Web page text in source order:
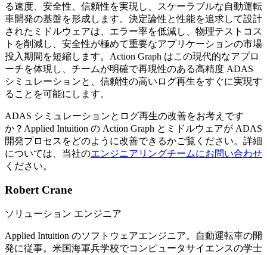
る速度、安全性、信頼性を実現し、スケーラブルな自動運転
車開発の基盤を形成します。決定論性と性能を追求して設計
されたミドルウェアは、エラー率を低減し、物理テストコス
トを削減し、安全性が極めて重要なアプリケーションの市場
投入期間を短縮します。Action Graph はこの現代的なアプロ
ーチを体現し、チームが明確で再現性のある高精度 ADAS
シミュレーションと、信頼性の高いログ再生をすぐに実現す
ることを可能にします。
ADAS シミュレーションとログ再生の改善をお考えです
か？Applied Intuition の Action Graph とミドルウェアが ADAS
開発プロセスをどのように改善できるかご覧ください。詳細
については、当社のエンジニアリングチームにお問い合わせ
ください。
Robert Crane
ソリューション エンジニア
Applied Intuition のソフトウェアエンジニア。自動運転車の開
発に従事。米国海軍兵学校でコンピュータサイエンスの学士